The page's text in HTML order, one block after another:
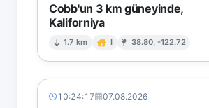
Cobb'un 3 km güneyinde,
Kaliforniya
1.7 km I 38.80, -122.72
10:24:17 07.08.2026